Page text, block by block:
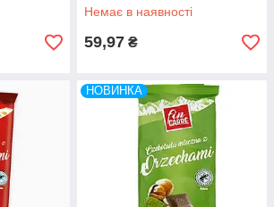
Немає в наявності
59,97 ₴
НОВИНКА